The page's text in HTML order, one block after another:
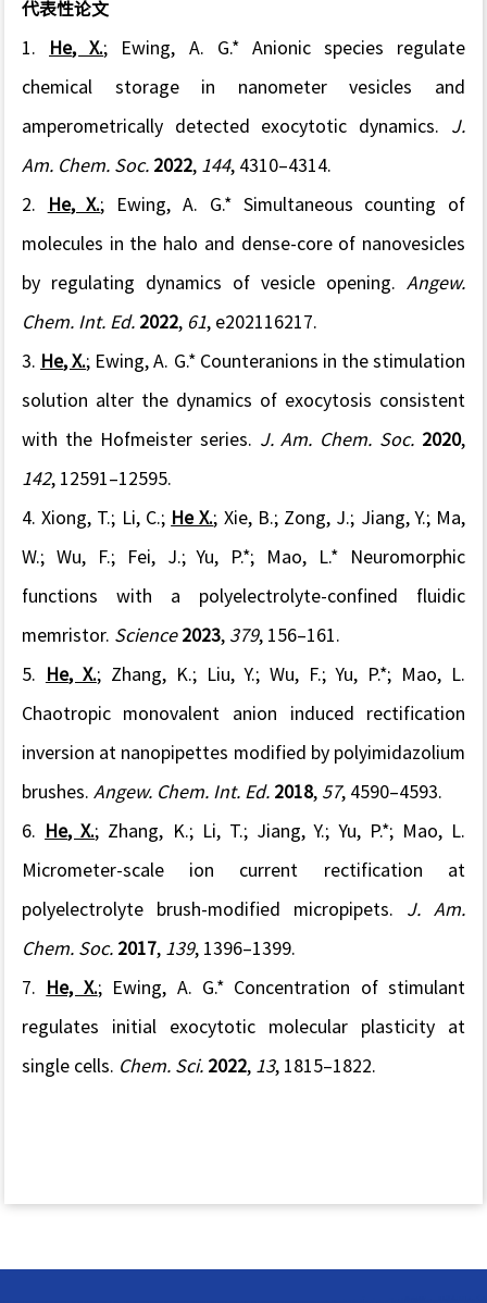
代表性论文
1. He, X.; Ewing , A. G. * Anionic species regulate
chemical storage in nanometer vesicles and
amperometrically detected exocytotic dynamics. J.
Am. Chem. Soc. 2022, 144, 4310–4314.
2. He, X.; Ewing , A. G. * Simultaneous counting of
molecules in the halo and dense-core of nanovesicles
by regulating dynamics of vesicle opening. Angew.
Chem. Int. Ed. 2022, 61, e202116217.
3. He, X.; Ewing , A. G. * Counteranions in the stimulation
solution alter the dynamics of exocytosis consistent
with the Hofmeister series. J. Am. Chem. Soc. 2020,
142, 12591–12595.
4. Xiong, T.; Li, C.; He X.; Xie, B.; Zong, J.; Jiang, Y.; Ma,
W.; Wu, F.; Fei, J.; Yu, P.*; Mao, L.* Neuromorphic
functions with a polyelectrolyte-confined fluidic
memristor. Science 2023, 379, 156–161.
5. He, X.; Zhang, K.; Liu,Y.;Wu, F.;Yu , P.*; Mao
Chaotropic monovalent anion induced rectification
inversion at nanopipettes modified by polyimidazolium
brushes. Angew. Chem. Int. Ed. 2018, 57, 4590–4593.
6. He, X.; Zhang, K.; Li, T.; Jiang,Y.;Yu , P.*; Mao
Micrometer-scale ion current rectification at
polyelectrolyte brush-modified micropipets. J. Am.
Chem. Soc. 2017, 139, 1396–1399.
7. He, X.; Ewing, A. G.* Concentration of stimulant
regulates initial exocytotic molecular plasticity at
single cells. Chem. Sci. 2022, 13, 1815–1822.